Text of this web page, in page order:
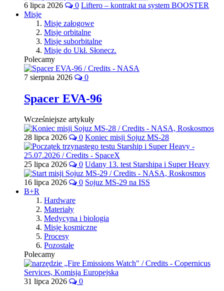
6 lipca 2026 0 Liftero – kontrakt na system BOOSTER
Misje
Misje załogowe
Misje orbitalne
Misje suborbitalne
Misje do Ukł. Słonecz.
Polecamy
7 sierpnia 2026 0
Spacer EVA-96
Wcześniejsze artykuły
28 lipca 2026 0 Koniec misji Sojuz MS-28
25 lipca 2026 0 Udany 13. test Starshipa i Super Heavy
16 lipca 2026 0 Sojuz MS-29 na ISS
B+R
Hardware
Materiały
Medycyna i biologia
Misje kosmiczne
Procesy
Pozostałe
Polecamy
31 lipca 2026 0